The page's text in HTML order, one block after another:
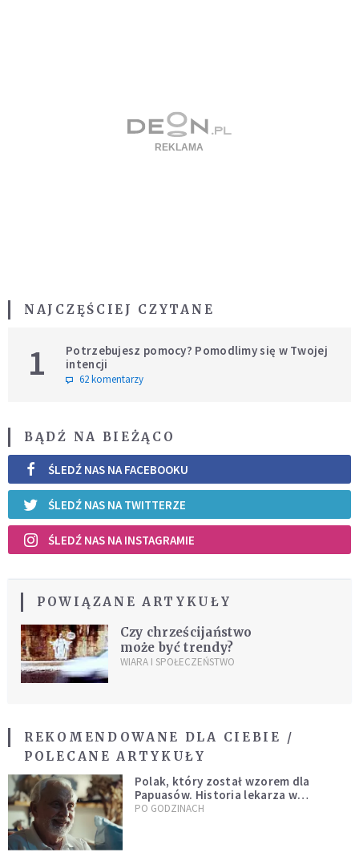
NAJCZĘŚCIEJ CZYTANE
1
Potrzebujesz pomocy? Pomodlimy się w Twojej
intencji
62 komentarzy
BĄDŹ NA BIEŻĄCO
ŚLEDŹ NAS NA FACEBOOKU
ŚLEDŹ NAS NA TWITTERZE
ŚLEDŹ NAS NA INSTAGRAMIE
POWIĄZANE ARTYKUŁY
Czy chrześcijaństwo
może być trendy?
WIARA I SPOŁECZEŃSTWO
REKOMENDOWANE DLA CIEBIE /
POLECANE ARTYKUŁY
Polak, który został wzorem dla
Papuasów. Historia lekarza w
sutannie, który uleczył dżunglę
PO GODZINACH